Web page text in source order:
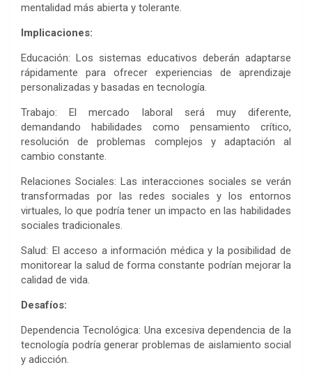
mentalidad más abierta y tolerante.
Implicaciones:
Educación: Los sistemas educativos deberán adaptarse
rápidamente para ofrecer experiencias de aprendizaje
personalizadas y basadas en tecnología.
Trabajo: El mercado laboral será muy diferente,
demandando habilidades como pensamiento crítico,
resolución de problemas complejos y adaptación al
cambio constante.
Relaciones Sociales: Las interacciones sociales se verán
transformadas por las redes sociales y los entornos
virtuales, lo que podría tener un impacto en las habilidades
sociales tradicionales.
Salud: El acceso a información médica y la posibilidad de
monitorear la salud de forma constante podrían mejorar la
calidad de vida.
Desafíos:
Dependencia Tecnológica: Una excesiva dependencia de la
tecnología podría generar problemas de aislamiento social
y adicción.